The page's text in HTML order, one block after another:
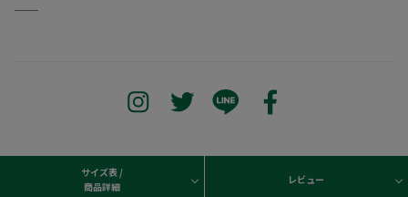
―――――――――――――――――――――――
サイズ表 /
商品詳細
レビュー